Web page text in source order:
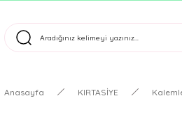
Tüm Siparişler Aynı
Anasayfa KIRTASİYE